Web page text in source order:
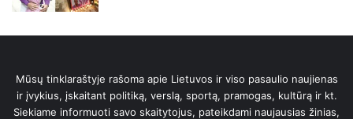
Mūsų tinklaraštyje rašoma apie Lietuvos ir viso pasaulio naujienas
ir įvykius, įskaitant politiką, verslą, sportą, pramogas, kultūrą ir kt.
Siekiame informuoti savo skaitytojus, pateikdami naujausias žinias,